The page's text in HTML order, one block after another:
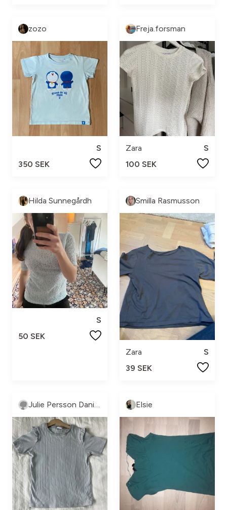
zozo
S
350 SEK
Freja.forsman
Zara
S
100 SEK
Hilda Sunnegårdh
S
50 SEK
Smilla Rasmusson
Zara
S
39 SEK
Julie Persson Danielsson Elsie